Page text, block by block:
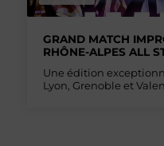
GRAND MATCH
RHÔNE-ALPES ALL
Une édition
Lyon, Grenoble et